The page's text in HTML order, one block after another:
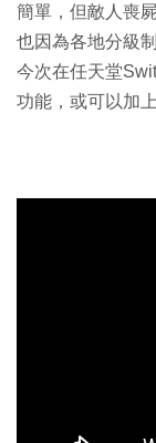
簡單，但敵人喪
也因為各地分級
今次在任天堂
功能，或可以加